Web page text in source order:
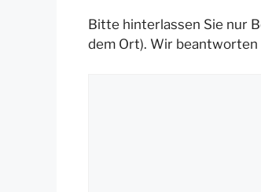
Bitte hinterlassen Sie nur
dem Ort). Wir